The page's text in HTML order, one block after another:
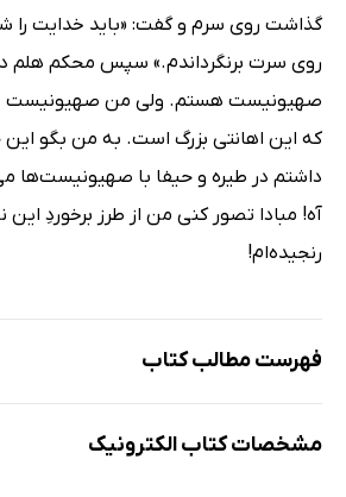
گذاشت روی سرم و گفت: «باید خدایت را
روی سرت برنگرداندم.» سپس محکم هلم
صهیونیست هستم. ولی من صهیونیست
که این اهانتی بزرگ است. به من بگو این
داشتم در طیره و حیفا با صهیونیست‌ها
آه! مبادا تصور کنی من از طرز برخوردِ
رنجیده‌ام!
فهرست مطالب کتاب
مشخصات کتاب الکترونیک